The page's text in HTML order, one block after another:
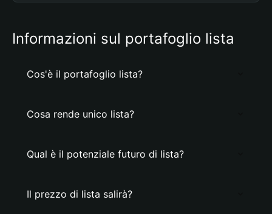
Informazioni sul portafoglio lista
Cos'è il portafoglio lista?
Cosa rende unico lista?
Qual è il potenziale futuro di lista?
Il prezzo di lista salirà?